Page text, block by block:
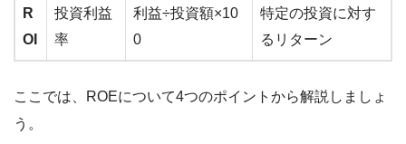
R
OI
投資利益
率
利益÷投資額×10
0
特定の投資に対す
るリターン
ここでは、ROEについて4つのポイントから解説しましょ
う。